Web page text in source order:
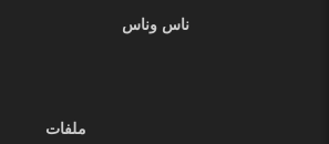
ناس وناس
ملفات